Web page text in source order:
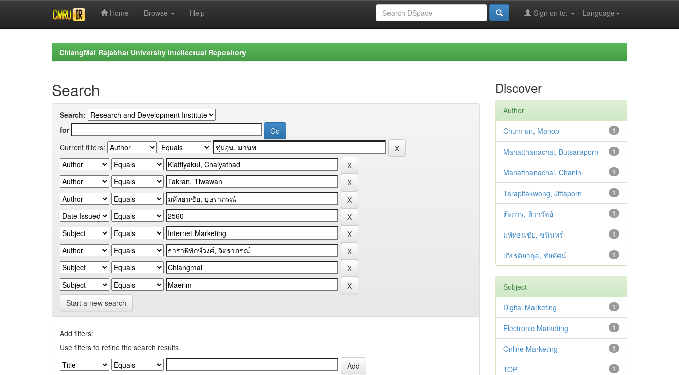
Home Browse Help Language
Sign on to:
ChiangMai Rajabhat University Intellectual Repository
Search
Search:
for
Current filters:
Start a new search
Add filters:
Use filters to refine the search results.
Discover
Author
1
Chum-un, Manop
1
Mahatthanachai, Butsaraporn
1
Mahatthanachai, Chanin
1
Tarapitakwong, Jittaporn
1
ต๊ะการ, ทิวาวัลย์
1
มหัทธนชัย, ชนินทร์
1
เกียรติยากุล, ชัยทัศน์
Subject
1
Digital Marketing
1
Electronic Marketing
1
Online Marketing
1
TOP